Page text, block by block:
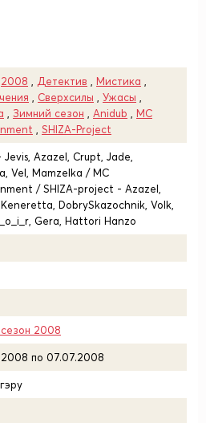
2008 Детектив Мистика
Сверхсилы Ужасы
Зимний сезон Anidub
MC
SHIZA-Project
Azazel, Crupt, Jade,
Vel, Mamzelka / MC
/ SHIZA-project - Azazel,
DobrySkazochnik, Volk,
Gera, Hattori Hanzo
2008
по 07.07.2008